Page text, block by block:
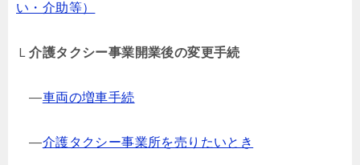
い・介助等）
Ｌ介護タクシー事業開業後の変更手続
―車両の増車手続
―介護タクシー事業所を売りたいとき